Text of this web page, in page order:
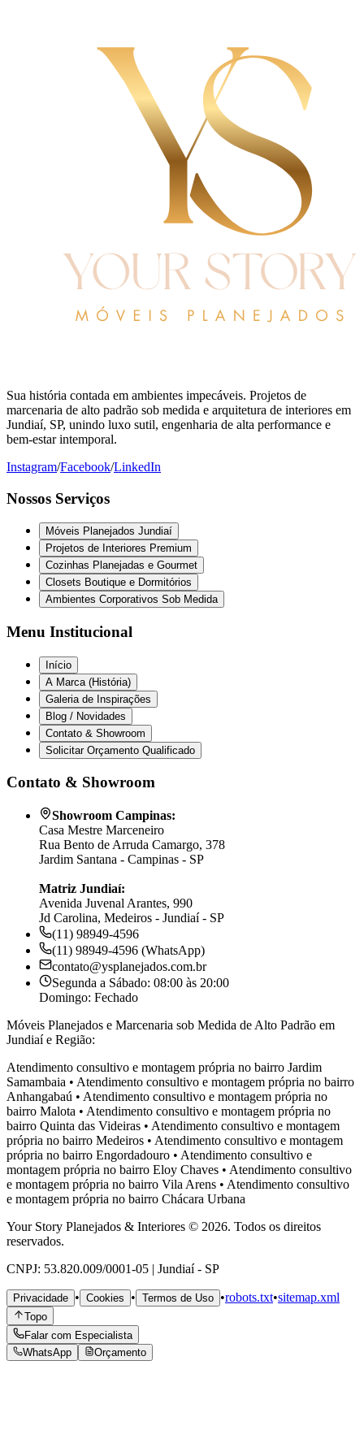
Sua história contada em ambientes impecáveis. Projetos de
marcenaria de alto padrão sob medida e arquitetura de interiores em
Jundiaí, SP, unindo luxo sutil, engenharia de alta performance e
bem-estar intemporal.
Instagram/Facebook/LinkedIn
Nossos Serviços
Móveis Planejados Jundiaí
Projetos de Interiores Premium
Cozinhas Planejadas e Gourmet
Closets Boutique e Dormitórios
Ambientes Corporativos Sob Medida
Menu Institucional
Início
A Marca (História)
Galeria de Inspirações
Blog / Novidades
Contato & Showroom
Solicitar Orçamento Qualificado
Contato & Showroom
Showroom Campinas:
Casa Mestre Marceneiro
Rua Bento de Arruda Camargo, 378
Jardim Santana - Campinas - SP
Matriz Jundiaí:
Avenida Juvenal Arantes, 990
Jd Carolina, Medeiros - Jundiaí - SP
(11) 98949-4596
(11) 98949-4596 (WhatsApp)
contato@ysplanejados.com.br
Segunda a Sábado: 08:00 às 20:00
Domingo: Fechado
Móveis Planejados e Marcenaria sob Medida de Alto Padrão em
Jundiaí e Região:
Atendimento consultivo e montagem própria no bairro Jardim
Samambaia • Atendimento consultivo e montagem própria no bairro
Anhangabaú • Atendimento consultivo e montagem própria no
bairro Malota • Atendimento consultivo e montagem própria no
bairro Quinta das Videiras • Atendimento consultivo e montagem
própria no bairro Medeiros • Atendimento consultivo e montagem
própria no bairro Engordadouro • Atendimento consultivo e
montagem própria no bairro Eloy Chaves • Atendimento consultivo
e montagem própria no bairro Vila Arens • Atendimento consultivo
e montagem própria no bairro Chácara Urbana
Your Story Planejados & Interiores © 2026. Todos os direitos
reservados.
CNPJ: 53.820.009/0001-05 | Jundiaí - SP
Privacidade • Cookies • Termos de Uso •robots.txt•sitemap.xml
Topo
Falar com Especialista
WhatsApp
Orçamento